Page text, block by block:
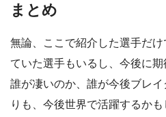
まとめ
無論、ここで紹介した選手だ
ていた選手もいるし、今後に期
誰が凄いのか、誰が今後ブレ
りも、今後世界で活躍するか